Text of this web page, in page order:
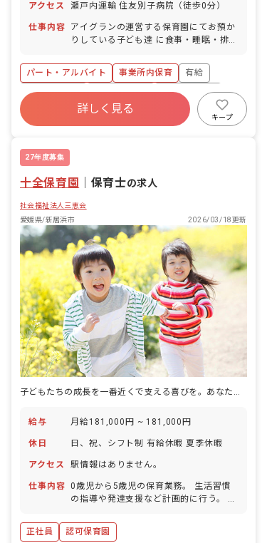
アクセス 瀬戸内運輸 住友別子病院（徒歩0分）
仕事内容
アイグランの運営する保育園にてお預か
りしている子ども達 に食事・睡眠・排
活習慣 を教えたり、集団生活を通じて社
会性を養わせたり、行事の計画 ・実行や
お知らせの作成をしたり等多岐にわたっ
たお仕事をお願 いします。子ども達の成
長に携わる、やりがいあるお仕事です。
パート・アルバイト 事業所内保育
有給
福利厚生充実
昇給昇進あり
産休育休制度
研修充実
詳しく見る
キープ
27年度募集
十全保育園 保育士の求人
社会福祉法人三恵会
愛媛県/新居浜市
2026/03/18更新
子どもたちの成長を一番近くで支える喜びを。あなたの温かい心、ここで輝かせませんか？
給与 月給181,000円 ~ 181,000円
休日 日、祝、シフト制 有給休暇 夏季休暇
アクセス 駅情報はありません。
仕事内容 0歳児から5歳児の保育業務。 生活習慣
の指導や発達支援など計画的に行う。 保
成長を促す仕事です。 複数の職員で担当
します。 お互いに相談しながら取り組み
正社員 認可保育園